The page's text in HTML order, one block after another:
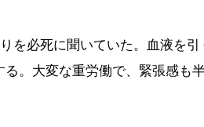
を必死に聞いていた。血液を
。大変な重労働で、緊張感も